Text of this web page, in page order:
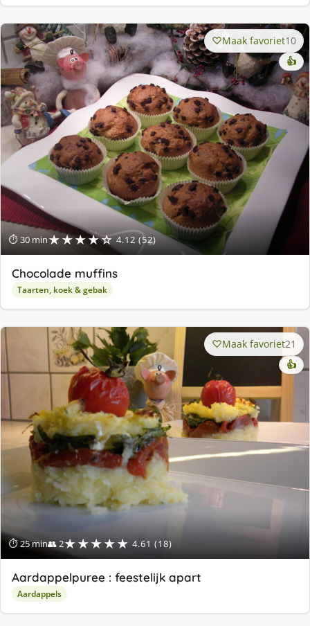
⏱ 30 min★★★★☆ 4.12 (52)
Maak favoriet10
👍
Chocolade muffins
Taarten, koek & gebak
⏱ 25 min👥 2★★★★★ 4.61 (18)
Maak favoriet21
👍
Aardappelpuree : feestelijk apart
Aardappels